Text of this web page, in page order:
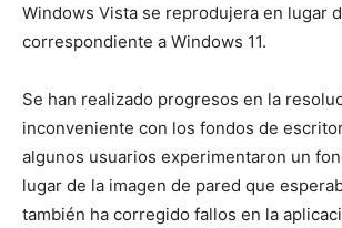
Windows Vista se reprodujera en lugar
correspondiente a Windows 11.
Se han realizado progresos en la
inconveniente con los fondos de
algunos usuarios experimentaron un
lugar de la imagen de pared que
también ha corregido fallos en la